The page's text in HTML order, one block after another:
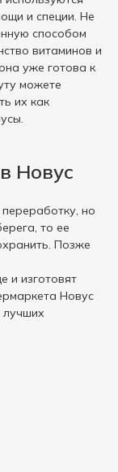
и специи. Не
способом
витаминов и
уже готова к
можете
их как
Новус
но
то ее
Позже
и изготовят
Новус
лучших